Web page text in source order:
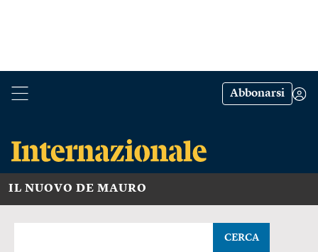
Abbonarsi
IL NUOVO DE MAURO
CERCA